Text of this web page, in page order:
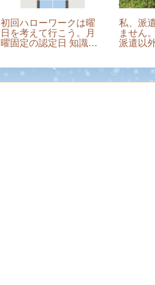
初回ハローワークは曜
日を考えて行こう。月
曜固定の認定日 知識編
私、派
ません
派遣以